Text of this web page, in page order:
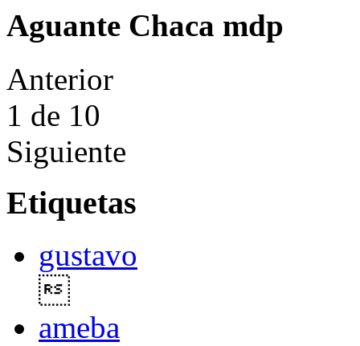
Aguante Chaca mdp
Anterior
1 de 10
Siguiente
Etiquetas
gustavo
ameba